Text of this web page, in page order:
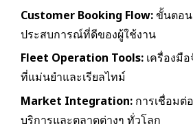
Customer Booking Flow:ขั้นตอน
ประสบการณ์ที่ดีของผู้ใช้งาน
Fleet Operation Tools: เครื่องมื
ที่แม่นยำและเรียลไทม์
Market Integration: การเชื่อมต่
บริการและตลาดต่างๆ ทั่วโลก